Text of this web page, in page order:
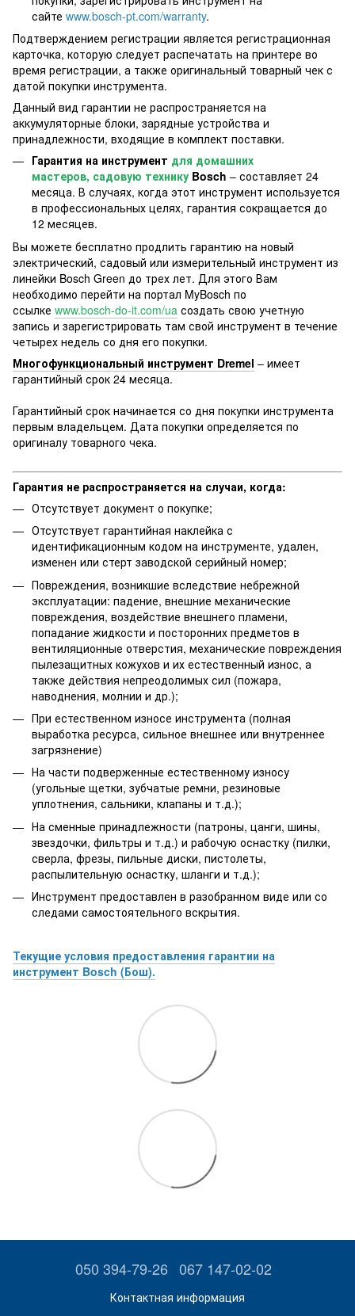
сайте www.bosch-pt.com/warranty.
Подтверждением регистрации является регистрационная
карточка, которую следует распечатать на принтере во
время регистрации, а также оригинальный товарный чек с
датой покупки инструмента.
Данный вид гарантии не распространяется на
аккумуляторные блоки, зарядные устройства и
принадлежности, входящие в комплект поставки.
Гарантия на инструмент для домашних
мастеров, садовую технику Bosch – составляет 24
месяца. В случаях, когда этот инструмент используется
в профессиональных целях, гарантия сокращается до
12 месяцев.
Вы можете бесплатно продлить гарантию на новый
электрический, садовый или измерительный инструмент из
линейки Bosch Green до трех лет. Для этого Вам
необходимо перейти на портал MyBosch по
ссылке www.bosch-do-it.com/ua создать свою учетную
запись и зарегистрировать там свой инструмент в течение
четырех недель со дня его покупки.
Многофункциональный инструмент Dremel – имеет
гарантийный срок 24 месяца.
Гарантийный срок начинается со дня покупки инструмента
первым владельцем. Дата покупки определяется по
оригиналу товарного чека.
Гарантия не распространяется на случаи, когда:
Отсутствует документ о покупке;
Отсутствует гарантийная наклейка с
идентификационным кодом на инструменте, удален,
изменен или стерт заводской серийный номер;
Повреждения, возникшие вследствие небрежной
эксплуатации: падение, внешние механические
повреждения, воздействие внешнего пламени,
попадание жидкости и посторонних предметов в
вентиляционные отверстия, механические повреждения
пылезащитных кожухов и их естественный износ, а
также действия непреодолимых сил (пожара,
наводнения, молнии и др.);
При естественном износе инструмента (полная
выработка ресурса, сильное внешнее или внутреннее
загрязнение)
На части подверженные естественному износу
(угольные щетки, зубчатые ремни, резиновые
уплотнения, сальники, клапаны и т.д.);
На сменные принадлежности (патроны, цанги, шины,
звездочки, фильтры и т.д.) и рабочую оснастку (пилки,
сверла, фрезы, пильные диски, пистолеты,
распылительную оснастку, шланги и т.д.);
Инструмент предоставлен в разобранном виде или со
следами самостоятельного вскрытия.
Текущие условия предоставления гарантии на
инструмент Bosch (Бош).
050 394-79-26 067 147-02-02
Контактная информация